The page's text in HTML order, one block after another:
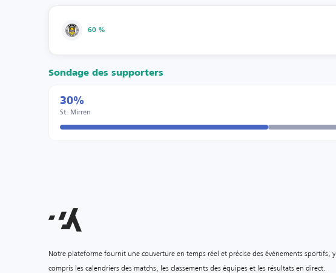
60 %
Sondage des supporters
30%
St. Mirren
Notre plateforme fournit une couverture en temps réel et précise des événements sportifs, y
compris les calendriers des matchs, les classements des équipes et les résultats en direct.